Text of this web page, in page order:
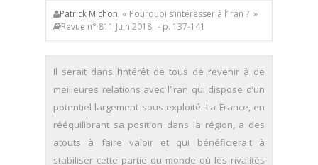
Patrick Michon, « Pourquoi s’intéresser à l’Iran ? »
Revue n° 811 Juin 2018 - p. 137-141
Il serait dans l’intérêt de tous de revenir à de
meilleures relations avec l’Iran qui dispose d’un
potentiel largement sous-exploité. La France, en
rééquilibrant sa position dans la région, a des
atouts à faire valoir et qui bénéficierait à
stabiliser cette partie du monde où les rivalités